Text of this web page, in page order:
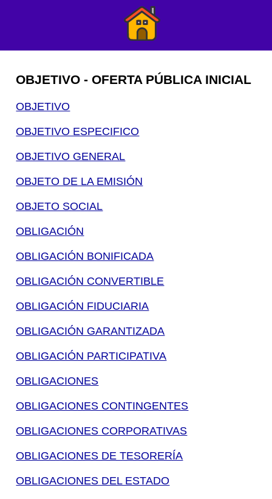
OBJETIVO - OFERTA PÚBLICA INICIAL
OBJETIVO
OBJETIVO ESPECIFICO
OBJETIVO GENERAL
OBJETO DE LA EMISIÓN
OBJETO SOCIAL
OBLIGACIÓN
OBLIGACIÓN BONIFICADA
OBLIGACIÓN CONVERTIBLE
OBLIGACIÓN FIDUCIARIA
OBLIGACIÓN GARANTIZADA
OBLIGACIÓN PARTICIPATIVA
OBLIGACIONES
OBLIGACIONES CONTINGENTES
OBLIGACIONES CORPORATIVAS
OBLIGACIONES DE TESORERÍA
OBLIGACIONES DEL ESTADO